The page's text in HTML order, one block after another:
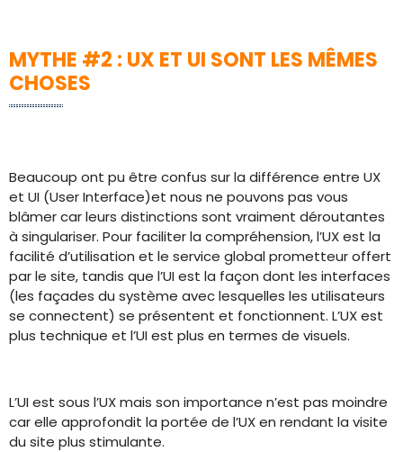
MYTHE #2 : UX ET UI SONT LES MÊMES
CHOSES
Beaucoup ont pu être confus sur la différence entre UX
et UI (User Interface)et nous ne pouvons pas vous
blâmer car leurs distinctions sont vraiment déroutantes
à singulariser. Pour faciliter la compréhension, l’UX est la
facilité d’utilisation et le service global prometteur offert
par le site, tandis que l’UI est la façon dont les interfaces
(les façades du système avec lesquelles les utilisateurs
se connectent) se présentent et fonctionnent. L’UX est
plus technique et l’UI est plus en termes de visuels.
L’UI est sous l’UX mais son importance n’est pas moindre
car elle approfondit la portée de l’UX en rendant la visite
du site plus stimulante.